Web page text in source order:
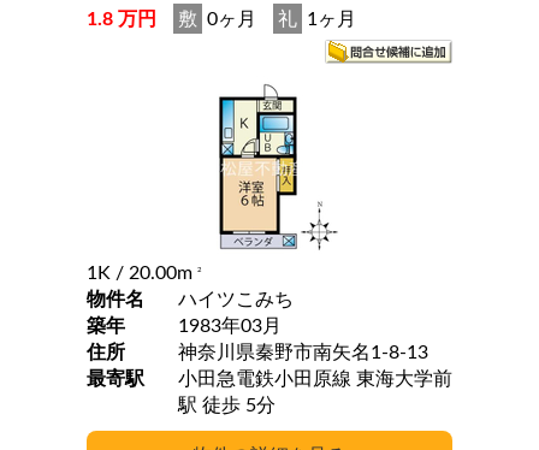
1.8 万円 敷 0ヶ月 礼 1ヶ月
1K / 20.00m 2
物件名
ハイツこみち
築年
1983年03月
住所
神奈川県秦野市南矢名1-8-13
最寄駅
小田急電鉄小田原線 東海大学前
駅 徒歩 5分